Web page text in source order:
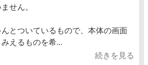
せん。
とついているもので、本体の画面
えるものを希...
続きを見る